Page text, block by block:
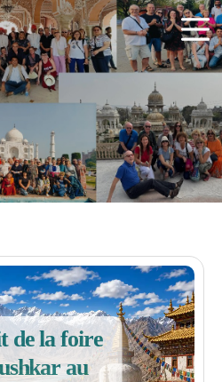
de la foire
au